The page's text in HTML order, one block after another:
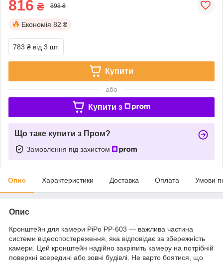
816 ₴ 898 ₴
Економія 82 ₴
783 ₴ від 3 шт.
Купити
або
Купити з
Що таке купити з Пром?
Замовлення під захистом
Опис Характеристики Доставка Оплата Умови
Опис
Кронштейн для камери PiPo PP-603 — важлива частина
системи відеоспостереження, яка відповідає за збережність
камери. Цей кронштейн надійно закріпить камеру на потрібній
поверхні всередині або зовні будівлі. Не варто боятися, що